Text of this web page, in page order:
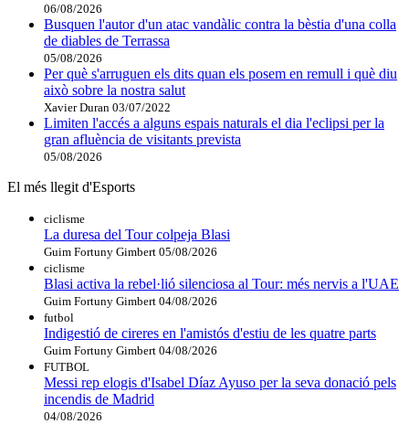
06/08/2026
Busquen l'autor d'un atac vandàlic contra la bèstia d'una colla
de diables de Terrassa
05/08/2026
Per què s'arruguen els dits quan els posem en remull i què diu
això sobre la nostra salut
Xavier Duran 03/07/2022
Limiten l'accés a alguns espais naturals el dia l'eclipsi per la
gran afluència de visitants prevista
05/08/2026
El més llegit d'Esports
ciclisme
La duresa del Tour colpeja Blasi
Guim Fortuny Gimbert 05/08/2026
ciclisme
Blasi activa la rebel·lió silenciosa al Tour: més nervis a l'UAE
Guim Fortuny Gimbert 04/08/2026
futbol
Indigestió de cireres en l'amistós d'estiu de les quatre parts
Guim Fortuny Gimbert 04/08/2026
FUTBOL
Messi rep elogis d'Isabel Díaz Ayuso per la seva donació pels
incendis de Madrid
04/08/2026